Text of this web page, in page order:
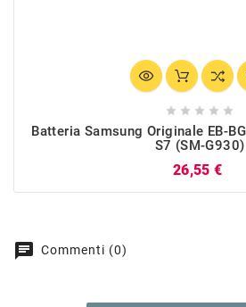
    
Batteria Samsung Originale EB-
S7 (SM-G930)
26,55 €
chat Commenti (0)